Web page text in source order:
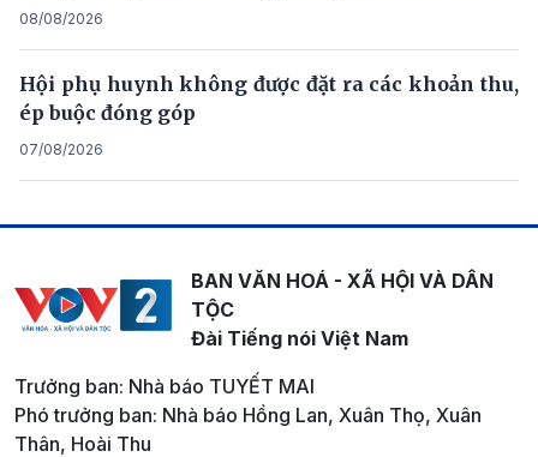
08/08/2026
Hội phụ huynh không được đặt ra các khoản thu,
ép buộc đóng góp
07/08/2026
BAN VĂN HOÁ - XÃ HỘI VÀ DÂN
TỘC
Đài Tiếng nói Việt Nam
Trưởng ban: Nhà báo TUYẾT MAI
Phó trưởng ban: Nhà báo Hồng Lan, Xuân Thọ, Xuân
Thân, Hoài Thu